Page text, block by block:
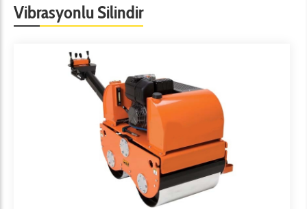
Vibrasyonlu Silindir